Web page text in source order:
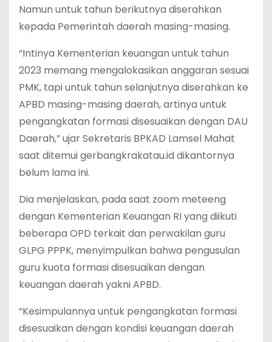
Namun untuk tahun berikutnya diserahkan
kepada Pemerintah daerah masing-masing.
“Intinya Kementerian keuangan untuk tahun
2023 memang mengalokasikan anggaran sesuai
PMK, tapi untuk tahun selanjutnya diserahkan ke
APBD masing-masing daerah, artinya untuk
pengangkatan formasi disesuaikan dengan DAU
Daerah,” ujar Sekretaris BPKAD Lamsel Mahat
saat ditemui gerbangkrakatau.id dikantornya
belum lama ini.
Dia menjelaskan, pada saat zoom meteeng
dengan Kementerian Keuangan RI yang diikuti
beberapa OPD terkait dan perwakilan guru
GLPG PPPK, menyimpulkan bahwa pengusulan
guru kuota formasi disesuaikan dengan
keuangan daerah yakni APBD.
“Kesimpulannya untuk pengangkatan formasi
disesuaikan dengan kondisi keuangan daerah